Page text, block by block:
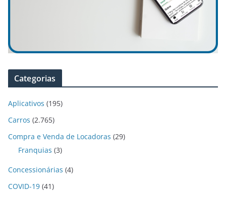
Categorias
Aplicativos (195)
Carros (2.765)
Compra e Venda de Locadoras (29)
Franquias (3)
Concessionárias (4)
COVID-19 (41)